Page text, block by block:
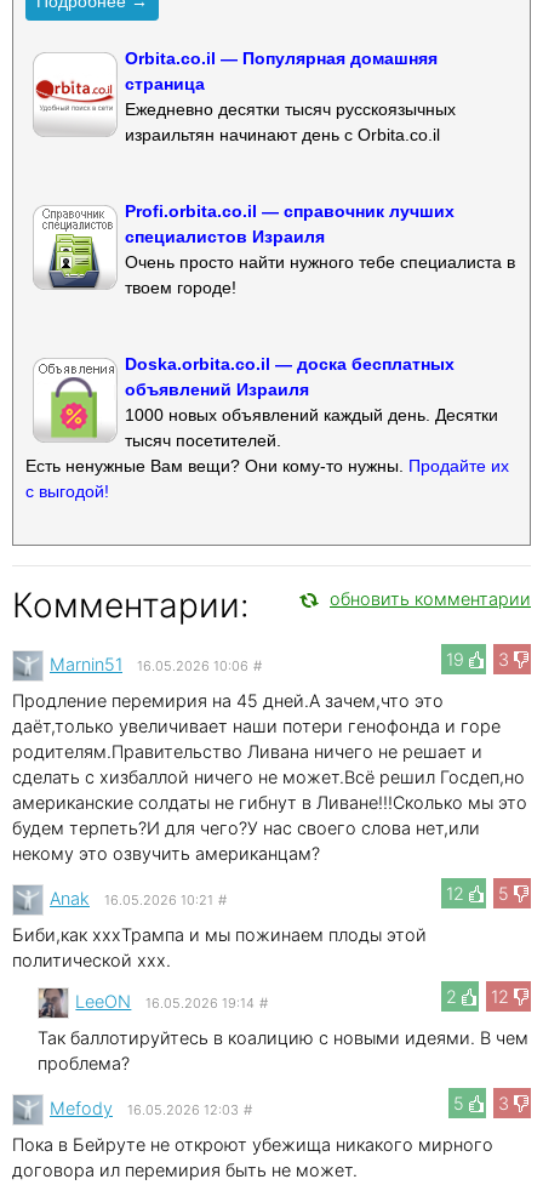
Orbita.co.il — Популярная домашняя
страница
Ежедневно десятки тысяч русскоязычных
израильтян начинают день с Orbita.co.il
Profi.orbita.co.il — справочник лучших
специалистов Израиля
Очень просто найти нужного тебе специалиста в
твоем городе!
Doska.orbita.co.il — доска бесплатных
объявлений Израиля
1000 новых объявлений каждый день. Десятки
тысяч посетителей.
Есть ненужные Вам вещи? Они кому-то нужны. Продайте их
с выгодой!
Комментарии: обновить комментарии
19 3
Marnin51 16.05.2026 10:06 #
Продление перемирия на 45 дней.А зачем,что это
даёт,только увеличивает наши потери генофонда и горе
родителям.Правительство Ливана ничего не решает и
сделать с хизбаллой ничего не может.Всё решил Госдеп,но
американские солдаты не гибнут в Ливане!!!Сколько мы это
будем терпеть?И для чего?У нас своего слова нет,или
некому это озвучить американцам?
12
5
Anak 16.05.2026 10:21 #
Биби,как xxxТрампа и мы пожинаем плоды этой
политической xxx.
2
12
LeeON 16.05.2026 19:14 #
Так баллотируйтесь в коалицию с новыми идеями. В чем
проблема?
5
3
Mefody 16.05.2026 12:03 #
Пока в Бейруте не откроют убежища никакого мирного
договора ил перемирия быть не может.